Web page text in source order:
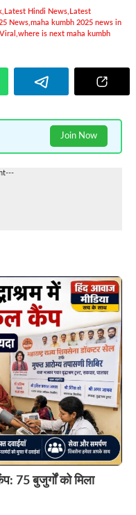
Latest Hindi News Latest
News maha kumbh 2025 news in
Viral
where is next maha kumbh
Join Now
75 बुजुर्गों को मिला